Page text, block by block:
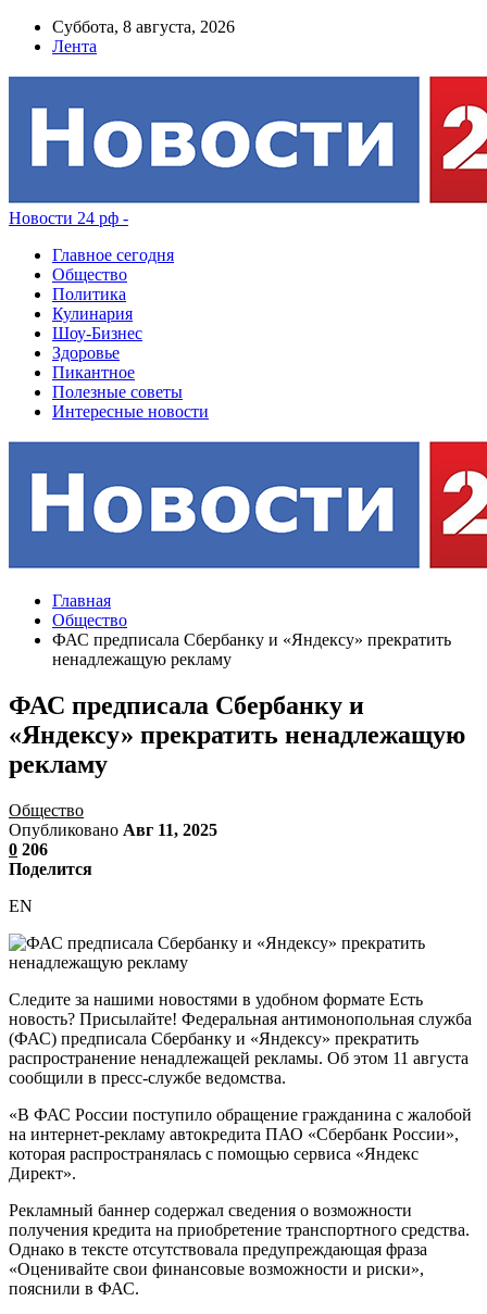
Суббота, 8 августа, 2026
Лента
Новости 24 рф -
Главное сегодня
Общество
Политика
Кулинария
Шоу-Бизнес
Здоровье
Пикантное
Полезные советы
Интересные новости
Главная
Общество
ФАС предписала Сбербанку и «Яндексу» прекратить
ненадлежащую рекламу
ФАС предписала Сбербанку и
«Яндексу» прекратить ненадлежащую
рекламу
Общество
Опубликовано Авг 11, 2025
0 206
Поделится
EN
Следите за нашими новостями в удобном формате Есть
новость? Присылайте! Федеральная антимонопольная служба
(ФАС) предписала Сбербанку и «Яндексу» прекратить
распространение ненадлежащей рекламы. Об этом 11 августа
сообщили в пресс-службе ведомства.
«В ФАС России поступило обращение гражданина с жалобой
на интернет-рекламу автокредита ПАО «Сбербанк России»,
которая распространялась с помощью сервиса «Яндекс
Директ».
Рекламный баннер содержал сведения о возможности
получения кредита на приобретение транспортного средства.
Однако в тексте отсутствовала предупреждающая фраза
«Оценивайте свои финансовые возможности и риски»,
пояснили в ФАС.